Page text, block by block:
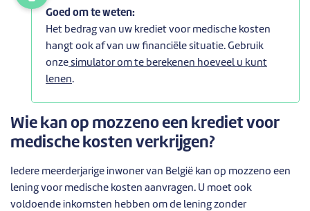
Goed om te weten:
Het bedrag van uw krediet voor medische kosten
hangt ook af van uw financiële situatie. Gebruik
onze simulator om te berekenen hoeveel u kunt
lenen.
Wie kan op mozzeno een krediet voor
medische kosten verkrijgen?
Iedere meerderjarige inwoner van België kan op mozzeno een
lening voor medische kosten aanvragen. U moet ook
voldoende inkomsten hebben om de lening zonder